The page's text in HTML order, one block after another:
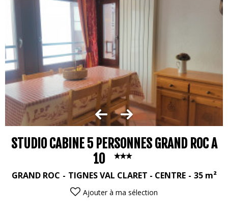
STUDIO CABINE 5 PERSONNES GRAND ROC A
10
GRAND ROC TIGNES VAL CLARET - CENTRE 35 m²
Ajouter à ma sélection